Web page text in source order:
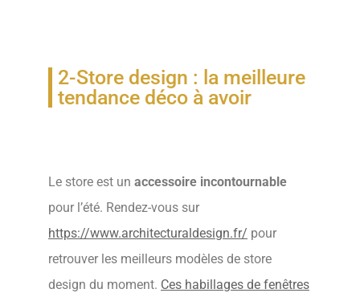
2-Store design : la meilleure
tendance déco à avoir
Le store est un accessoire incontournable
pour l’été. Rendez-vous sur
https://www.architecturaldesign.fr/ pour
retrouver les meilleurs modèles de store
design du moment. Ces habillages de fenêtres